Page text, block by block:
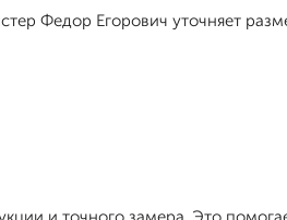
Федор Егорович уточняет